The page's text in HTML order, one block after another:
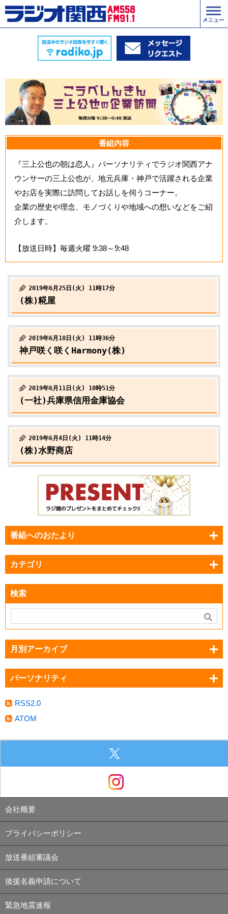
番組内容
『三上公也の朝は恋人』パーソナリティでラジオ関西アナ
ウンサーの三上公也が、地元兵庫・神戸で活躍される企業
やお店を実際に訪問してお話しを伺うコーナー。
企業の歴史や理念、モノづくりや地域への想いなどをご紹
介します。
【放送日時】毎週火曜 9:38～9:48
2019年6月25日(火) 11時17分
(株)糀屋
2019年6月18日(火) 11時36分
神戸咲く咲くHarmony(株)
2019年6月11日(火) 10時51分
(一社)兵庫県信用金庫協会
2019年6月4日(火) 11時14分
(株)水野商店
番組へのおたより
カテゴリ
検索
月別アーカイブ
パーソナリティ
RSS2.0
ATOM
会社概要
プライバシーポリシー
放送番組審議会
後援名義申請について
緊急地震速報